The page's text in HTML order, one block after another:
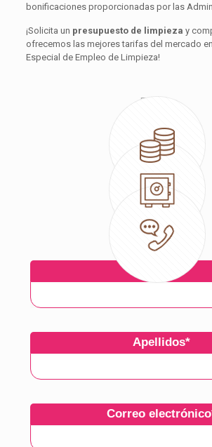
bonificaciones proporcionadas por las
¡Solicita un presupuesto de limpieza y
ofrecemos las mejores tarifas del mercado
Especial de Empleo de Limpieza!
Eficacia
Garantía
Profesionalidad
*
Apellidos*
Correo electrónico